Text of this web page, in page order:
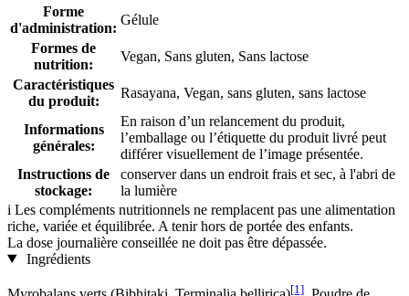
Forme
d'administration:
Gélule
Formes de
nutrition:
Vegan, Sans gluten, Sans lactose
Caractéristiques
du produit:
Rasayana, Vegan, sans gluten, sans lactose
Informations
générales:
En raison d’un relancement du produit,
l’emballage ou l’étiquette du produit livré peut
différer visuellement de l’image présentée.
Instructions de
stockage:
conserver dans un endroit frais et sec, à l'abri de
la lumière
i Les compléments nutritionnels ne remplacent pas une alimentation
riche, variée et équilibrée. A tenir hors de portée des enfants.
La dose journalière conseillée ne doit pas être dépassée.
Ingrédients
[1]